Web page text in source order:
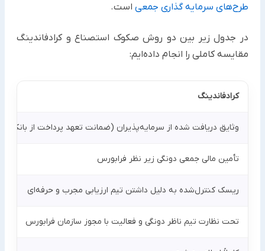
طرح‌های سرمایه گذاری جمعی است. ‏
در جدول زیر بین دو روش صکوک استصناع و کرادفاندینگ
مقایسه کاملی را انجام داده‌ایم:‏
کرادفاندینگ
وثایق دریافت شده از سرمایه‌پذیران (ضمانت تعهد پرداخت از
تأمین مالی جمعی دونگی زیر نظر فرابورس
ریسک کنترل‌شده به دلیل داشتن تیم ارزیابی مجرب و حرفه‌ای
تحت نظارت تیم ناظر دونگی و فعالیت با مجوز سازمان فرابورس